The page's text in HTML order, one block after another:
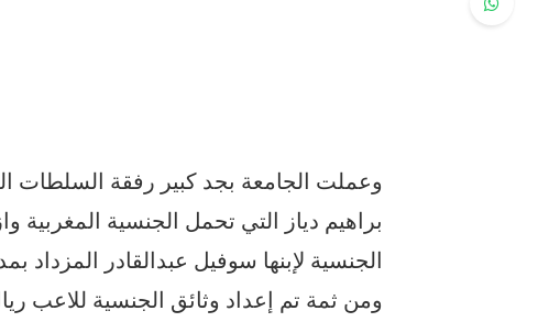
وعملت الجامعة بجد كبير رفقة السلطات
براهيم دياز التي تحمل الجنسية المغربية
الجنسية لإبنها سوفيل عبدالقادر المزداد
ومن ثمة تم إعداد وثائق الجنسية للاعب